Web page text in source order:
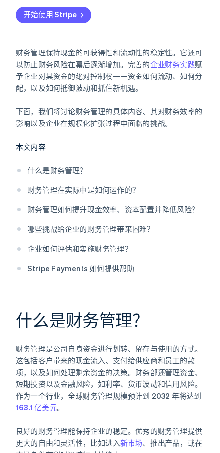
监管与合规要求
系统与数据蔓延
开始使用 Stripe
财务管理保持现金的可获得性和流动性的稳定性。它还可
以防止财务风险在幕后逐渐增加。完善的企业财务实践赋
予企业对其资金的绝对控制权——资金如何流动、如何分
配，以及如何抵御波动和抓住新机遇。
下面，我们将讨论财务管理的具体内容、其对财务效率的
影响以及企业在规模化扩张过程中面临的挑战。
本文内容
什么是财务管理？
财务管理在实际中是如何运作的？
财务管理如何提升现金效率、资本配置并降低风险？
哪些挑战给企业的财务管理带来困难？
企业如何评估和实施财务管理？
Stripe Payments 如何提供帮助
什么是财务管理？
财务管理是公司自身资金进行划转、留存与使用的方式。
这包括客户带来的现金流入、支付给供应商和员工的款
项，以及如何处理剩余资金的决策。财务部还管理资金、
短期投资以及金融风险，如利率、货币波动和信用风险。
作为一个行业，全球财务管理规模预计到 2032 年将达到
163.1 亿美元。
良好的财务管理能保持企业的稳定。优秀的财务管理提供
更大的自由和灵活性，比如进入新市场、推出产品，或在